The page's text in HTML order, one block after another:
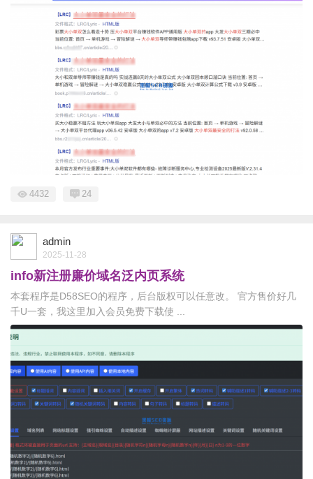
4432 24
admin
2025-11-28
info新注册廉价域名泛内页系统
本套程序是D58SEO的程序，后台版权可以任意改。 官方售价好几
千U一套，我这里加入会员免费下载使 ...